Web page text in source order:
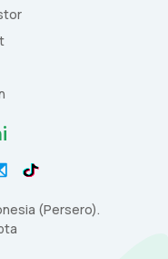
(Persero).